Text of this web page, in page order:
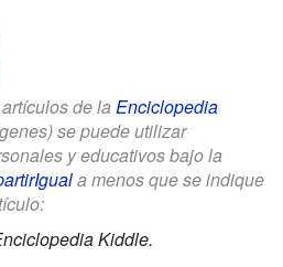
de la Enciclopedia
se puede utilizar
y educativos bajo la
a menos que se indique
Kiddle.